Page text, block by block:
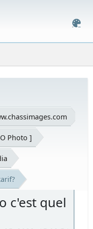
Photo ]
c'est quel